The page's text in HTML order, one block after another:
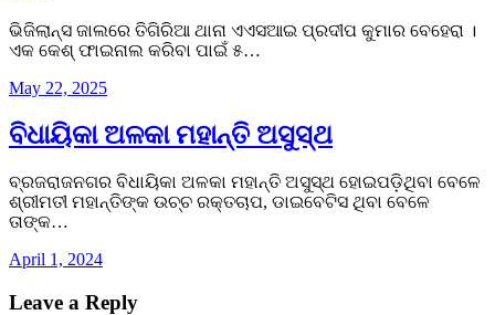
ଭିଜିଲାନ୍ସ ଜାଲରେ ତିଗିରିଆ ଥାନା ଏଏସଆଇ ପ୍ରଦୀପ କୁମାର ବେହେରା ।
ଏକ କେଶ୍‌ ଫାଇନାଲ କରିବା ପାଇଁ ୫…
May 22, 2025
ବିଧାୟିକା ଅଳକା ମହାନ୍ତି ଅସୁସ୍ଥ
ବ୍ରଜରାଜନଗର ବିଧାୟିକା ଅଳକା ମହାନ୍ତି ଅସୁସ୍ଥ ହୋଇପଡ଼ିଥିବା ବେଳେ
ଶ୍ରୀମତୀ ମହାନ୍ତିଙ୍କ ଉଚ୍ଚ ରକ୍ତଚାପ, ଡାଇବେଟିସ ଥିବା ବେଳେ
ତାଙ୍କ…
April 1, 2024
Leave a Reply